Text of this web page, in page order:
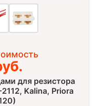
для резистора
Kalina, Priora